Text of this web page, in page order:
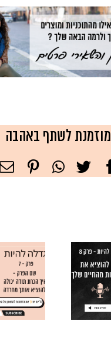
מוזמנת לשתף באהבה
Facebook
Twitter
ככה את
להעלים את